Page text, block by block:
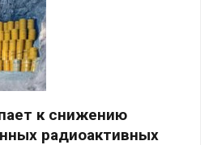
к снижению
радиоактивных